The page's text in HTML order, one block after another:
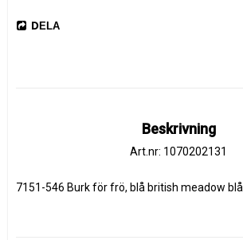
DELA
Beskrivning
Art.nr: 1070202131
7151-546 Burk för frö, blå british meadow blå